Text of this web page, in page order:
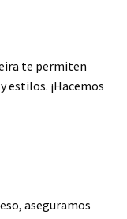
te permiten
estilos. ¡Hacemos
aseguramos